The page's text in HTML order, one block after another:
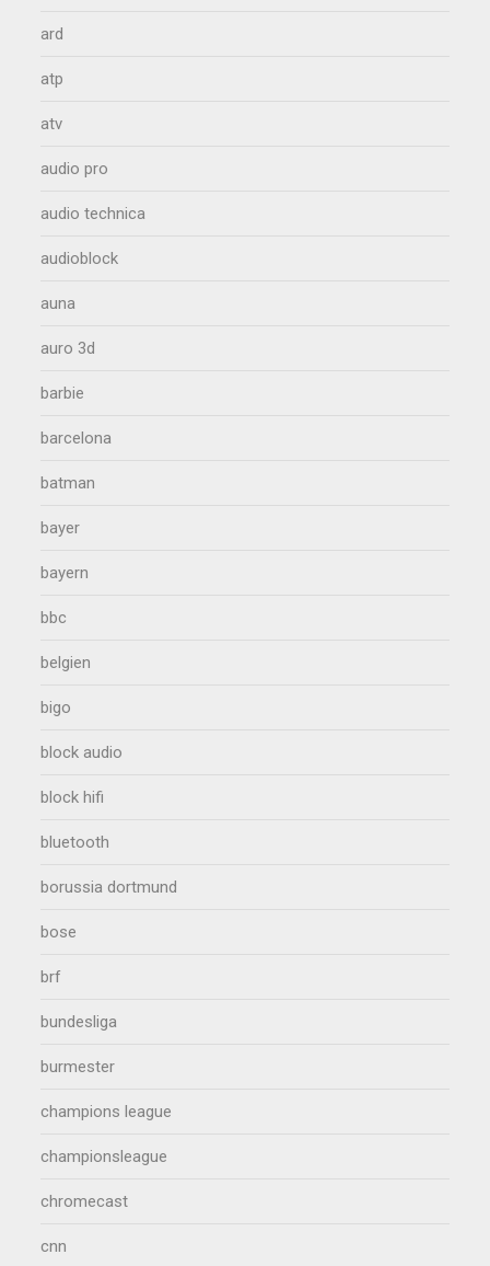
ard
atp
atv
audio pro
audio technica
audioblock
auna
auro 3d
barbie
barcelona
batman
bayer
bayern
bbc
belgien
bigo
block audio
block hifi
bluetooth
borussia dortmund
bose
brf
bundesliga
burmester
champions league
championsleague
chromecast
cnn